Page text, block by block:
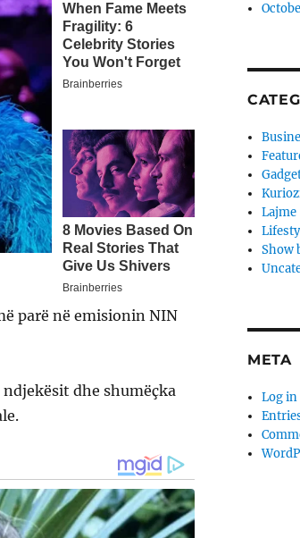
parë në emisionin NIN
dhe shumëçka
Lajme
Show
META
Log in